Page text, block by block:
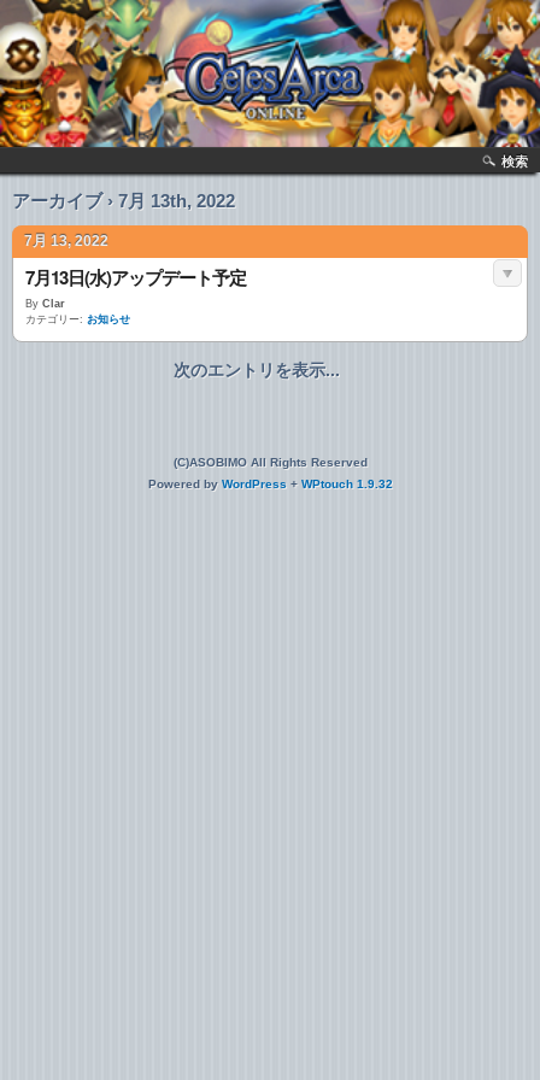
検索
アーカイブ › 7月 13th, 2022
7月 13, 2022
7月13日(水)アップデート予定
By Clar
カテゴリー: お知らせ
次のエントリを表示...
(C)ASOBIMO All Rights Reserved
Powered by WordPress + WPtouch 1.9.32